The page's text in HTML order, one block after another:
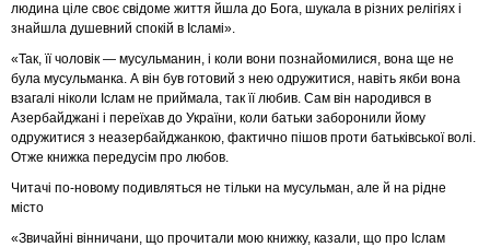
людина ціле своє свідоме життя йшла до Бога, шукала в різних релігіях і
знайшла душевний спокій в Ісламі».
«Так, її чоловік — мусульманин, і коли вони познайомилися, вона ще не
була мусульманка. А він був готовий з нею одружитися, навіть якби вона
взагалі ніколи Іслам не приймала, так її любив. Сам він народився в
Азербайджані і переїхав до України, коли батьки заборонили йому
одружитися з неазербайджанкою, фактично пішов проти батьківської волі.
Отже книжка передусім про любов.
Читачі по-новому подивляться не тільки на мусульман, але й на рідне
місто
«Звичайні вінничани, що прочитали мою книжку, казали, що про Іслам